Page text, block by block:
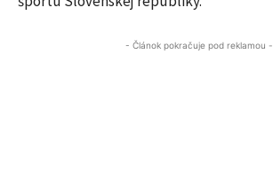
- Článok pokračuje pod reklamou -